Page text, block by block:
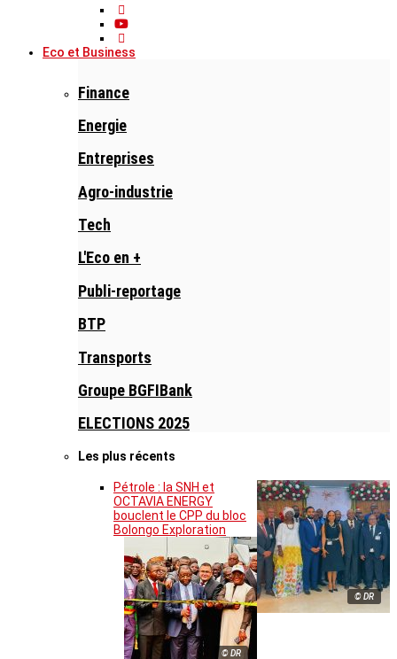
Eco et Business
Finance
Energie
Entreprises
Agro-industrie
Tech
L'Eco en +
Publi-reportage
BTP
Transports
Groupe BGFIBank
ELECTIONS 2025
Les plus récents
© DR
Pétrole : la SNH et
OCTAVIA ENERGY
bouclent le CPP du bloc
Bolongo Exploration
© DR